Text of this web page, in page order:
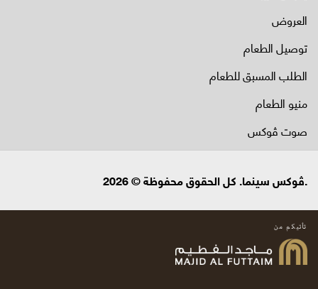
العروض
توصيل الطعام
الطلب المسبق للطعام
منيو الطعام
صوت ڤوكس
.ڤوكس سينما. كل الحقوق محفوظة © 2026